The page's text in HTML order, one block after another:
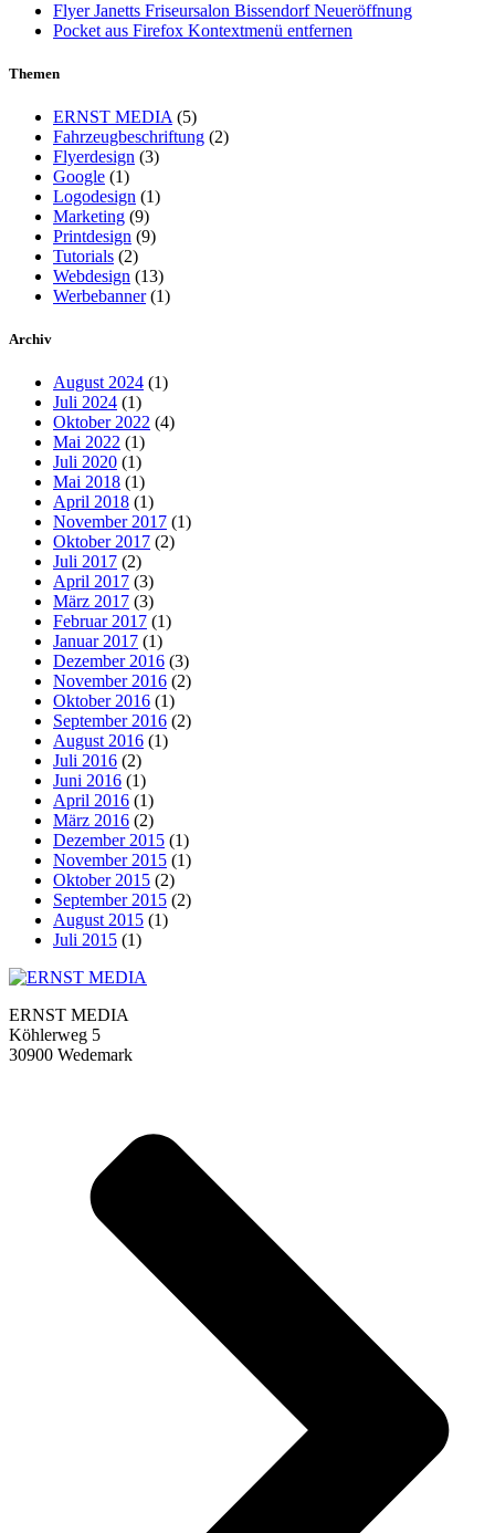
Flyer Janetts Friseursalon Bissendorf Neueröffnung
Pocket aus Firefox Kontextmenü entfernen
Themen
ERNST MEDIA (5)
Fahrzeugbeschriftung (2)
Flyerdesign (3)
Google (1)
Logodesign (1)
Marketing (9)
Printdesign (9)
Tutorials (2)
Webdesign (13)
Werbebanner(1)
Archiv
August 2024 (1)
Juli 2024 (1)
Oktober 2022 (4)
Mai 2022 (1)
Juli 2020 (1)
Mai 2018 (1)
April 2018 (1)
November 2017 (1)
Oktober 2017 (2)
Juli 2017 (2)
April 2017 (3)
März 2017 (3)
Februar 2017 (1)
Januar 2017 (1)
Dezember 2016 (3)
November 2016 (2)
Oktober 2016 (1)
September 2016 (2)
August 2016 (1)
Juli 2016 (2)
Juni 2016 (1)
April 2016 (1)
März 2016 (2)
Dezember 2015 (1)
November 2015 (1)
Oktober 2015 (2)
September 2015 (2)
August 2015 (1)
Juli 2015 (1)
ERNST MEDIA
Köhlerweg 5
30900 Wedemark